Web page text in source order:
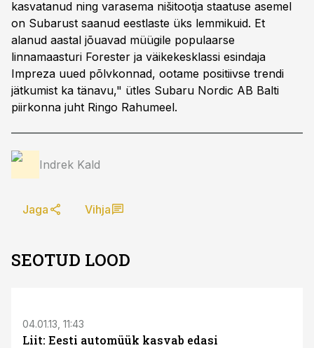
kasvatanud ning varasema nišitootja staatuse asemel
on Subarust saanud eestlaste üks lemmikuid. Et
alanud aastal jõuavad müügile populaarse
linnamaasturi Forester ja väikekesklassi esindaja
Impreza uued põlvkonnad, ootame positiivse trendi
jätkumist ka tänavu," ütles Subaru Nordic AB Balti
piirkonna juht Ringo Rahumeel.
Indrek Kald
Jaga Vihja
SEOTUD LOOD
04.01.13, 11:43
Liit: Eesti automüük kasvab edasi